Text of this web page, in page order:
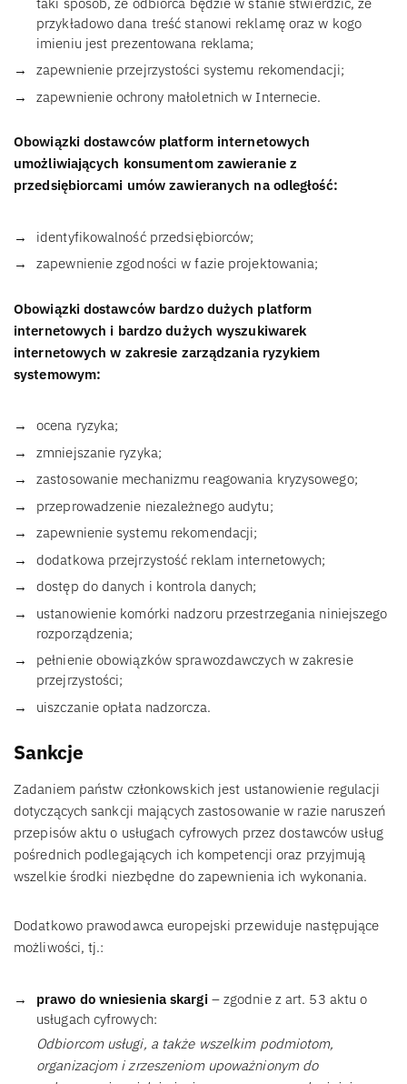
przykładowo dana treść stanowi reklamę oraz w kogo
imieniu jest prezentowana reklama;
zapewnienie przejrzystości systemu rekomendacji;
zapewnienie ochrony małoletnich w Internecie.
Obowiązki dostawców platform internetowych
umożliwiających konsumentom zawieranie z
przedsiębiorcami umów zawieranych na odległość:
identyfikowalność przedsiębiorców;
zapewnienie zgodności w fazie projektowania;
Obowiązki dostawców bardzo dużych platform
internetowych i bardzo dużych wyszukiwarek
internetowych w zakresie zarządzania ryzykiem
systemowym:
ocena ryzyka;
zmniejszanie ryzyka;
zastosowanie mechanizmu reagowania kryzysowego;
przeprowadzenie niezależnego audytu;
zapewnienie systemu rekomendacji;
dodatkowa przejrzystość reklam internetowych;
dostęp do danych i kontrola danych;
ustanowienie komórki nadzoru przestrzegania niniejszego
rozporządzenia;
pełnienie obowiązków sprawozdawczych w zakresie
przejrzystości;
uiszczanie opłata nadzorcza.
Sankcje
Zadaniem państw członkowskich jest ustanowienie regulacji
dotyczących sankcji mających zastosowanie w razie naruszeń
przepisów aktu o usługach cyfrowych przez dostawców usług
pośrednich podlegających ich kompetencji oraz przyjmują
wszelkie środki niezbędne do zapewnienia ich wykonania.
Dodatkowo prawodawca europejski przewiduje następujące
możliwości, tj.:
prawo do wniesienia skargi– zgodnie z art. 53 aktu o
usługach cyfrowych:
Odbiorcom usługi, a także wszelkim podmiotom,
organizacjom i zrzeszeniom upoważnionym do